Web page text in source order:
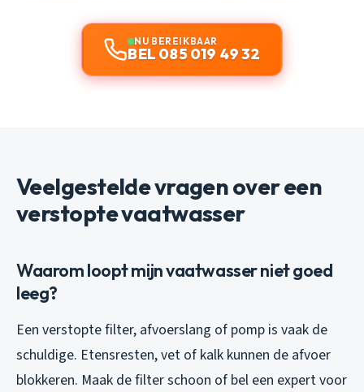
NU BEREIKBAAR
BEL 085 019 49 32
Veelgestelde vragen over een
verstopte vaatwasser
Waarom loopt mijn vaatwasser niet goed
leeg?
Een verstopte filter, afvoerslang of pomp is vaak de
schuldige. Etensresten, vet of kalk kunnen de afvoer
blokkeren. Maak de filter schoon of bel een expert voor